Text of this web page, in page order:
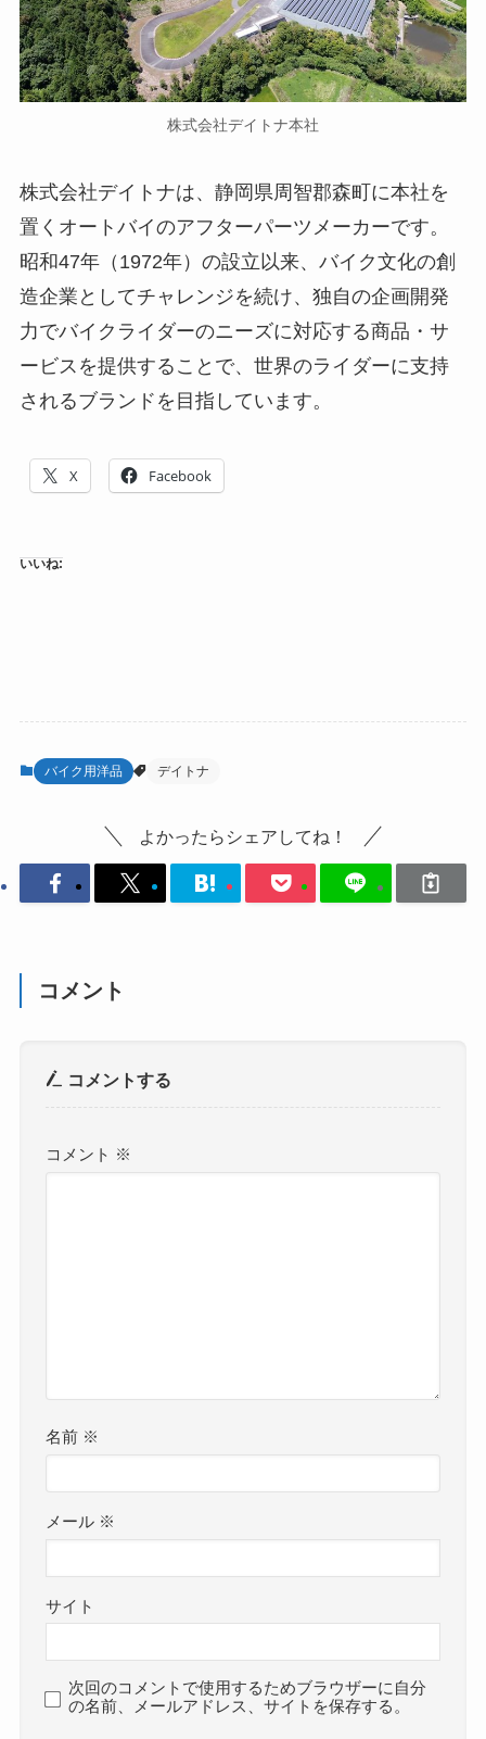
株式会社デイトナ本社
株式会社デイトナは、静岡県周智郡森町に本社を
置くオートバイのアフターパーツメーカーです。
昭和47年（1972年）の設立以来、バイク文化の創
造企業としてチャレンジを続け、独自の企画開発
力でバイクライダーのニーズに対応する商品・サ
ービスを提供することで、世界のライダーに支持
されるブランドを目指しています。
X Facebook
いいね:
バイク用洋品 デイトナ
よかったらシェアしてね！
コメント
コメントする
コメント ※
名前 ※
メール ※
サイト
次回のコメントで使用するためブラウザーに自分
の名前、メールアドレス、サイトを保存する。